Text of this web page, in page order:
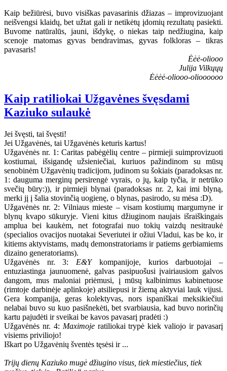
Kaip bežiūrėsi, buvo visiškas pavasarinis džiazas – improvizuojant
neišvengsi klaidų, bet užtat gali ir netikėtų įdomių rezultatų pasiekti.
Buvome natūralūs, jauni, išdykę, o niekas taip nedžiugina, kaip
scenoje matomas gyvas bendravimas, gyvas folkloras – tikras
pavasaris!
Ėėė-oliooo
Julija Vilkųųų
Ėėėė-oliooo-olioooooo
Kaip ratiliokai Užgavėnes švęsdami
Kaziuko sulaukė
Jei švęsti, tai švęsti!
Jei Užgavėnės, tai Užgavėnės keturis kartus!
Užgavėnės nr. 1: Caritas pabėgėlių centre – pirmieji suimprovizuoti
kostiumai, išsigandę užsieniečiai, kuriuos pažindinom su mūsų
senobinėm Užgavėnių tradicijom, judinom su šokiais (paradoksas nr.
1: dauguma merginų persirengė vyrais, o jų, kaip tyčia, ir netrūko
svečių būry:)), ir pirmieji blynai (paradoksas nr. 2, kai imi blyną,
merki jį į šalia stovinčią uogienę, o blynas, pasirodo, su mėsa :D).
Užgavėnės nr. 2: Vilniaus mieste – visam kostiumų margumyne ir
blynų kvapo sūkuryje. Vieni kitus džiuginom naujais išraiškingais
amplua bei kaukėm, net fotografai nuo tokių vaizdų nesitraukė
(specialios ovacijos nuotakai Severiutei ir ožiui Vladui, kas be ko, ir
kitiems aktyvistams, madų demonstratoriams ir patiems gerbiamiems
dizaino generatoriams).
Užgavėnės nr. 3: E&Ykompanijoje, kurios darbuotojai –
entuziastinga jaunuomenė, galvas pasipuošusi įvairiausiom galvos
dangom, mus maloniai priėmusi, į mūsų kalbinimus kabinetuose
(rimtoje darbinėje aplinkoje) atsiliepusi ir žiemą aktyviai lauk vijusi.
Gera kompanija, geras kolektyvas, nors ispaniškai meksikiečiui
nelabai buvo su kuo pasišnekėti, bet svarbiausia, kad buvo norinčių
kartu pajudėti ir sveikai be kavos pavasarį pradėti :)
Užgavėnės nr. 4: Maximojeratiliokai trypė kiek valiojo ir pavasarį
visiems priviliojo!
Iškart po Užgavėnių šventės tęsėsi ir ...
Trijų dienų Kaziuko mugė džiugino visus, tiek miestiečius, tiek